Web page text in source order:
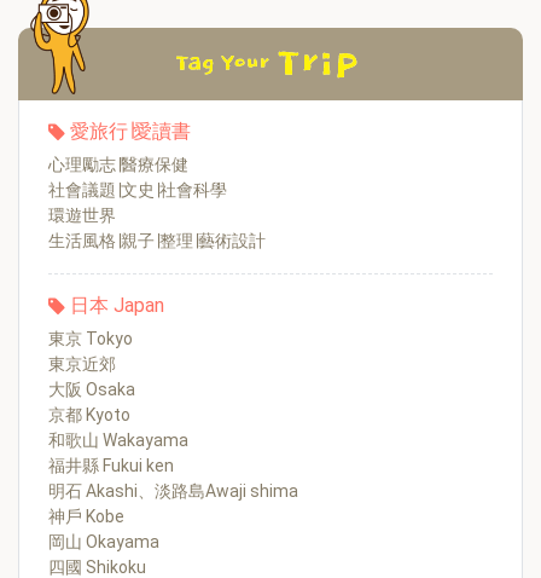
愛旅行∣愛讀書
心理勵志∣醫療保健
社會議題∣文史∣社會科學
環遊世界
生活風格∣親子∣整理∣藝術設計
日本 Japan
東京 Tokyo
東京近郊
大阪 Osaka
京都 Kyoto
和歌山 Wakayama
福井縣 Fukui ken
明石 Akashi、淡路島Awaji shima
神戶 Kobe
岡山 Okayama
四國 Shikoku